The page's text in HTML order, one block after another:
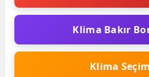
Klima Bakır
Klima